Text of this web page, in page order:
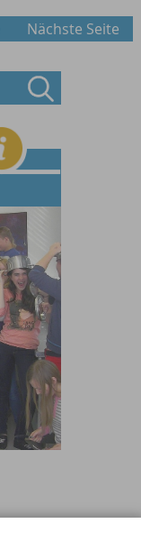
Nächste Seite